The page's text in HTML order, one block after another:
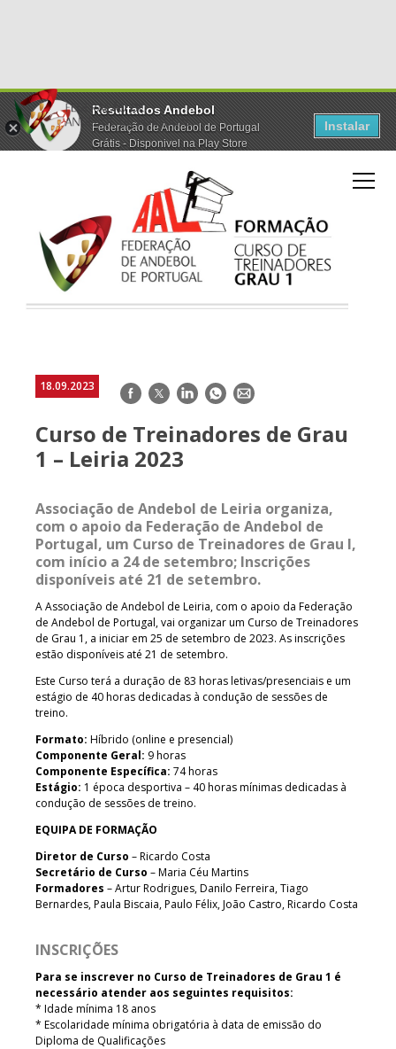
Resultados Andebol
Federação de Andebol de Portugal
Grátis - Disponivel na Play Store
Instalar
18.09.2023 Facebook
TwitterLinkedInWhatsApp
E-
Curso de Treinadores de Grau
1 – Leiria 2023
Associação de Andebol de Leiria organiza,
com o apoio da Federação de Andebol de
Portugal, um Curso de Treinadores de Grau I,
com início a 24 de setembro; Inscrições
disponíveis até 21 de setembro.
A Associação de Andebol de Leiria, com o apoio da Federação
de Andebol de Portugal, vai organizar um Curso de Treinadores
de Grau 1, a iniciar em 25 de setembro de 2023. As inscrições
estão disponíveis até 21 de setembro.
Este Curso terá a duração de 83 horas letivas/presenciais e um
estágio de 40 horas dedicadas à condução de sessões de
treino.
Formato: Híbrido (online e presencial)
Componente Geral: 9 horas
Componente Específica: 74 horas
Estágio: 1 época desportiva – 40 horas mínimas dedicadas à
condução de sessões de treino.
EQUIPA DE FORMAÇÃO
Diretor de Curso – Ricardo Costa
Secretário de Curso – Maria Céu Martins
Formadores – Artur Rodrigues, Danilo Ferreira, Tiago
Bernardes, Paula Biscaia, Paulo Félix, João Castro, Ricardo Costa
INSCRIÇÕES
Para se inscrever no Curso de Treinadores de Grau 1 é
necessário atender aos seguintes requisitos:
* Idade mínima 18 anos
* Escolaridade mínima obrigatória à data de emissão do
Diploma de Qualificações